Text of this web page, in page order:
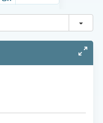
切換